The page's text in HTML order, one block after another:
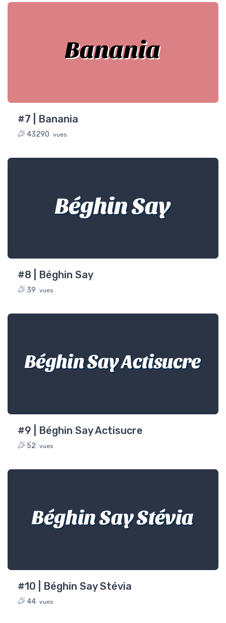
Banania
#7 | Banania
43290 vues
Béghin Say
#8 | Béghin Say
39 vues
Béghin Say Actisucre
#9 | Béghin Say Actisucre
52 vues
Béghin Say Stévia
#10 | Béghin Say Stévia
44 vues